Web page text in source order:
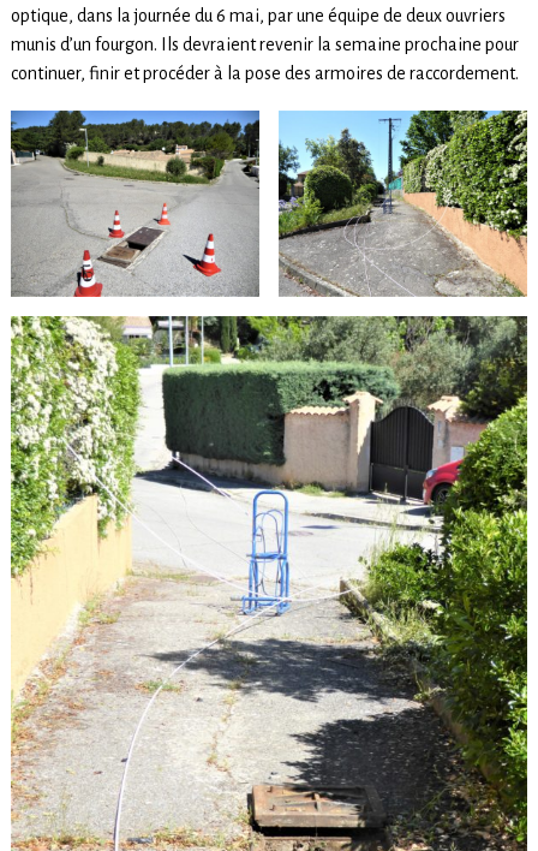
optique, dans la journée du 6 mai, par une équipe de deux ouvriers
munis d’un fourgon. Ils devraient revenir la semaine prochaine pour
continuer, finir et procéder à la pose des armoires de raccordement.